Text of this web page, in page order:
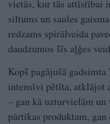
vietās, kur tās attīstībai
siltums un saules
redzams spirālveida
daudzumos šīs aļģes
Kopš pagājušā
intensīvi pētīta, atklājot
– gan kā uzturvielām
pārtikas produktam,